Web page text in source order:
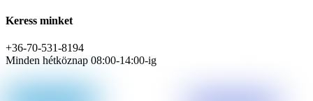
Keress minket
+36-70-531-8194
Minden hétköznap 08:00-14:00-ig